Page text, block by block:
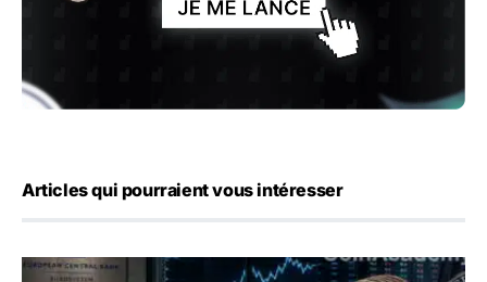
Articles qui pourraient vous intéresser
Yen : Washington a vendu des euros sans prévenir la